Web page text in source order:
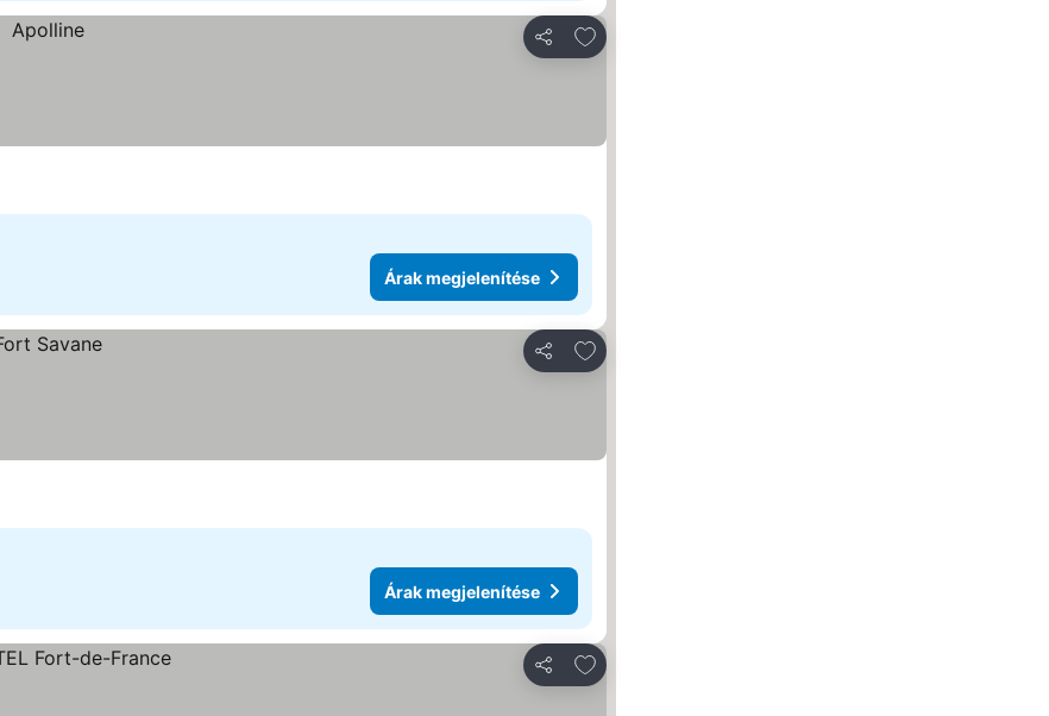
Megosztás
Hozzáadás a kedvencekhez
Árak megjelenítése
Megosztás
Hozzáadás a kedvencekhez
Árak megjelenítése
Megosztás
Hozzáadás a kedvencekhez